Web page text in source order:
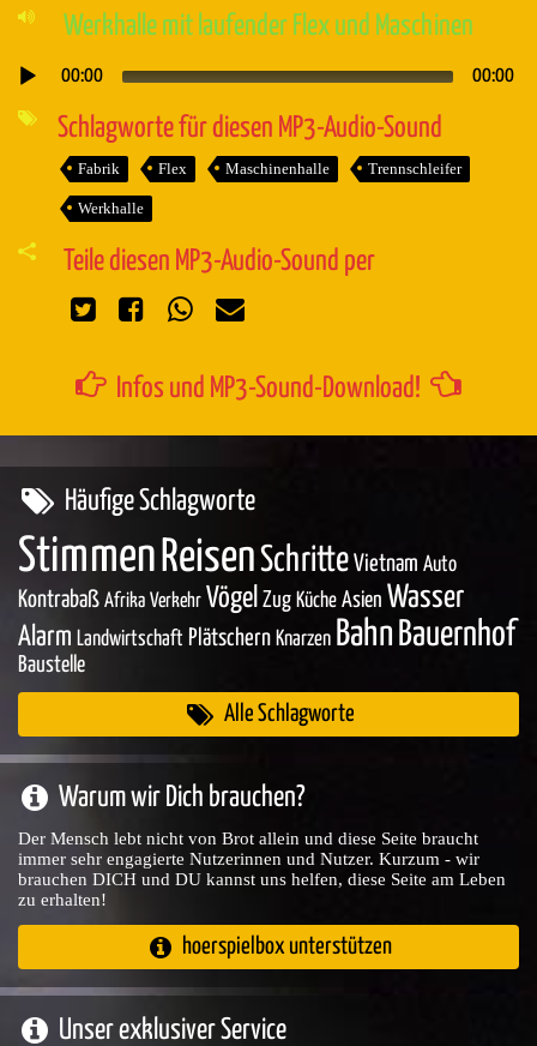
Werkhalle mit laufender Flex und Maschinen
Audio-
00:00 00:00
Schlagworte für diesen MP3-Audio-Sound
Fabrik Flex Maschinenhalle Trennschleifer
Werkhalle
Teile diesen MP3-Audio-Sound per
Infos und MP3-Sound-Download!
Häufige Schlagworte
Stimmen ReisenSchritte Vietnam Auto
Kontrabaß Afrika Verkehr Vögel Zug Küche Asien Wasser
Alarm Landwirtschaft Plätschern Knarzen Bahn Bauernhof
Baustelle
Alle Schlagworte
Warum wir Dich brauchen?
Der Mensch lebt nicht von Brot allein und diese Seite braucht
immer sehr engagierte Nutzerinnen und Nutzer. Kurzum - wir
brauchen DICH und DU kannst uns helfen, diese Seite am Leben
zu erhalten!
hoerspielbox unterstützen
Unser exklusiver Service